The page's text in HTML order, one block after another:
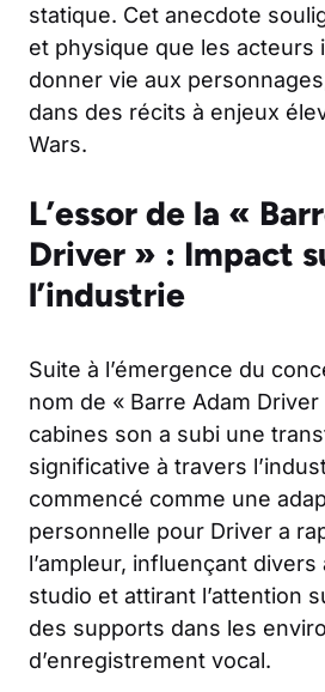
statique. Cet anecdote
et physique que les acteurs
donner vie aux
dans des récits à enjeux
Wars.
L’essor de la «
Driver » : Impact
l’industrie
Suite à l’émergence du
nom de « Barre Adam
cabines son a subi une
significative à travers
commencé comme une
personnelle pour Driver a
l’ampleur, influençant
studio et attirant l’attention
des supports dans les
d’enregistrement vocal.